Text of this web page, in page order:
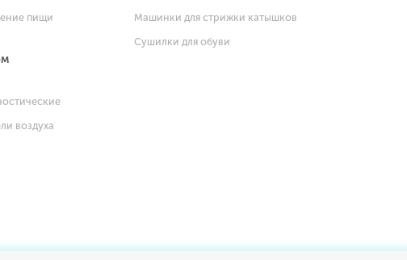
пищи
Машинки для стрижки катышков
Сушилки для обуви
воздуха